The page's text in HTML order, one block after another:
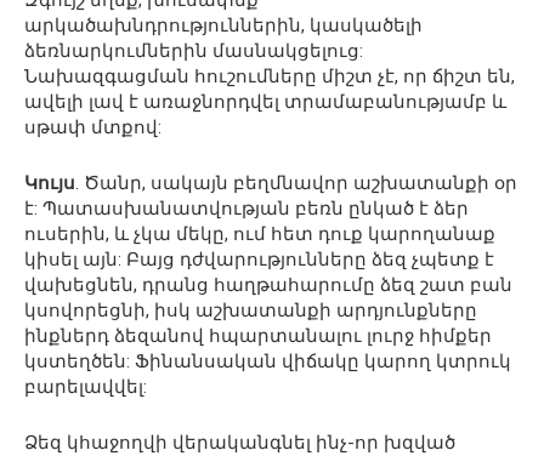
արկածախնդրություններին, կասկածելի
ձեռնարկումներին մասնակցելուց:
Նախազգացման հուշումները միշտ չէ, որ ճիշտ են,
ավելի լավ է առաջնորդվել տրամաբանությամբ և
սթափ մտքով:
Կույս. Ծանր, սակայն բեղմնավոր աշխատանքի օր
է: Պատասխանատվության բեռն ընկած է ձեր
ուսերին, և չկա մեկը, ում հետ դուք կարողանաք
կիսել այն: Բայց դժվարությունները ձեզ չպետք է
վախեցնեն, դրանց հաղթահարումը ձեզ շատ բան
կսովորեցնի, իսկ աշխատանքի արդյունքները
ինքներդ ձեզանով հպարտանալու լուրջ հիմքեր
կստեղծեն: Ֆինանսական վիճակը կարող կտրուկ
բարելավվել:
Ձեզ կհաջողվի վերականգնել ինչ-որ խզված